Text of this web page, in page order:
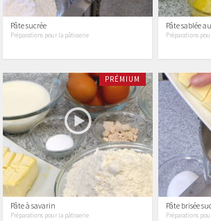
Pâte sucrée
Préparations pour la pâtisserie
Pâte sablée
Préparations
PRÉMIUM
Pâte à savarin
Préparations pour la pâtisserie
Pâte brisée
Préparations